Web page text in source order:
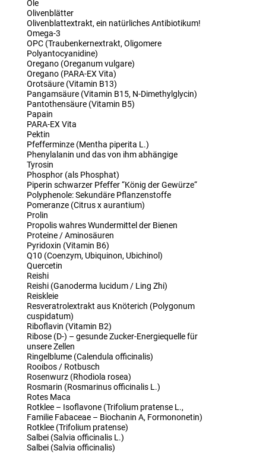
Öle
Olivenblätter
Olivenblattextrakt, ein natürliches Antibiotikum!
Omega-3
OPC (Traubenkernextrakt, Oligomere
Polyantocyanidine)
Oregano (Oreganum vulgare)
Oregano (PARA-EX Vita)
Orotsäure (Vitamin B13)
Pangamsäure (Vitamin B15, N-Dimethylglycin)
Pantothensäure (Vitamin B5)
Papain
PARA-EX Vita
Pektin
Pfefferminze (Mentha piperita L.)
Phenylalanin und das von ihm abhängige
Tyrosin
Phosphor (als Phosphat)
Piperin schwarzer Pfeffer “König der Gewürze“
Polyphenole: Sekundäre Pflanzenstoffe
Pomeranze (Citrus x aurantium)
Prolin
Propolis wahres Wundermittel der Bienen
Proteine / Aminosäuren
Pyridoxin (Vitamin B6)
Q10 (Coenzym, Ubiquinon, Ubichinol)
Quercetin
Reishi
Reishi (Ganoderma lucidum / Ling Zhi)
Reiskleie
Resveratrolextrakt aus Knöterich (Polygonum
cuspidatum)
Riboflavin (Vitamin B2)
Ribose (D-) – gesunde Zucker-Energiequelle für
unsere Zellen
Ringelblume (Calendula officinalis)
Rooibos / Rotbusch
Rosenwurz (Rhodiola rosea)
Rosmarin (Rosmarinus officinalis L.)
Rotes Maca
Rotklee – Isoflavone (Trifolium pratense L.,
Familie Fabaceae – Biochanin A, Formononetin)
Rotklee (Trifolium pratense)
Salbei (Salvia officinalis L.)
Salbei (Salvia officinalis)